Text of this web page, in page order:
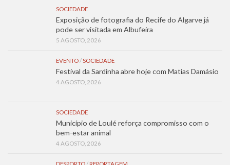
SOCIEDADE
Exposição de fotografia do Recife do Algarve já
pode ser visitada em Albufeira
5 AGOSTO, 2026
EVENTO / SOCIEDADE
Festival da Sardinha abre hoje com Matias Damásio
4 AGOSTO, 2026
SOCIEDADE
Município de Loulé reforça compromisso com o
bem-estar animal
4 AGOSTO, 2026
DESPORTO / REPORTAGEM